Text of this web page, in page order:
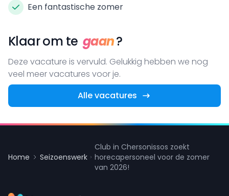
Een fantastische zomer
Klaar om te gaan?
Deze vacature is vervuld. Gelukkig hebben we nog
veel meer vacatures voor je.
Alle vacatures
Home Seizoenswerk
Club in Chersonissos zoekt
horecapersoneel voor de zomer
van 2026!